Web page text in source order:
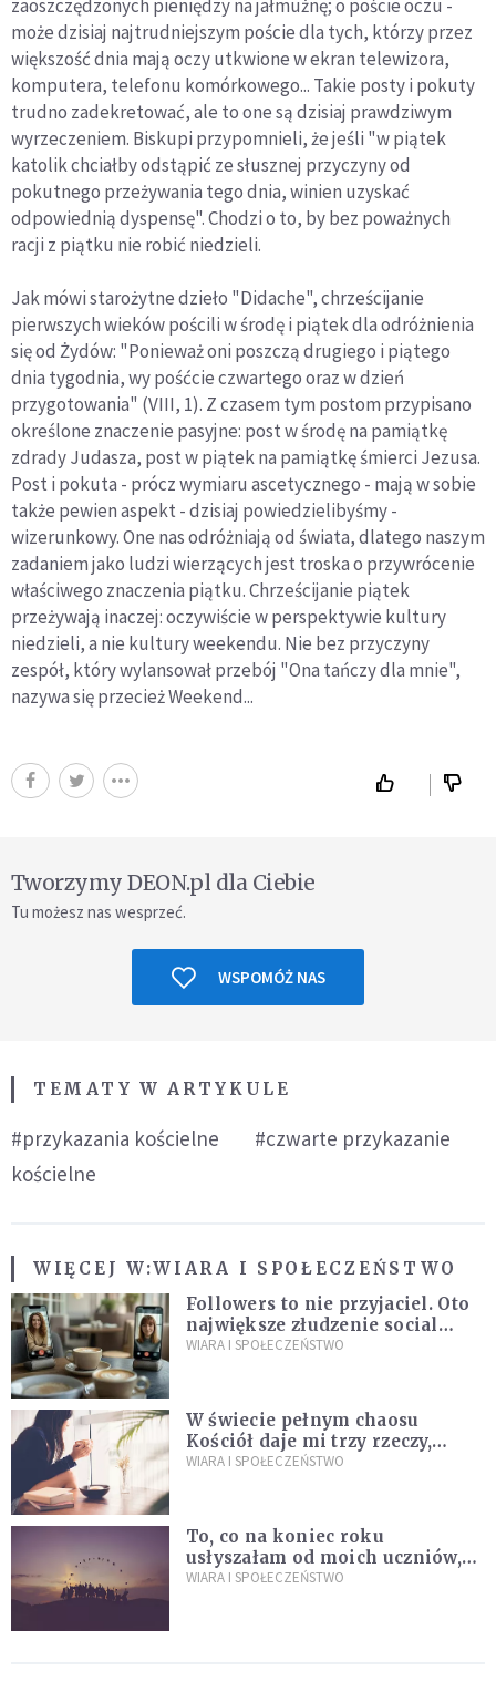
zaoszczędzonych pieniędzy na jałmużnę; o poście oczu -
może dzisiaj najtrudniejszym poście dla tych, którzy przez
większość dnia mają oczy utkwione w ekran telewizora,
komputera, telefonu komórkowego... Takie posty i pokuty
trudno zadekretować, ale to one są dzisiaj prawdziwym
wyrzeczeniem. Biskupi przypomnieli, że jeśli "w piątek
katolik chciałby odstąpić ze słusznej przyczyny od
pokutnego przeżywania tego dnia, winien uzyskać
odpowiednią dyspensę". Chodzi o to, by bez poważnych
racji z piątku nie robić niedzieli.
Jak mówi starożytne dzieło "Didache", chrześcijanie
pierwszych wieków pościli w środę i piątek dla odróżnienia
się od Żydów: "Ponieważ oni poszczą drugiego i piątego
dnia tygodnia, wy pośćcie czwartego oraz w dzień
przygotowania" (VIII, 1). Z czasem tym postom przypisano
określone znaczenie pasyjne: post w środę na pamiątkę
zdrady Judasza, post w piątek na pamiątkę śmierci Jezusa.
Post i pokuta - prócz wymiaru ascetycznego - mają w sobie
także pewien aspekt - dzisiaj powiedzielibyśmy -
wizerunkowy. One nas odróżniają od świata, dlatego naszym
zadaniem jako ludzi wierzących jest troska o przywrócenie
właściwego znaczenia piątku. Chrześcijanie piątek
przeżywają inaczej: oczywiście w perspektywie kultury
niedzieli, a nie kultury weekendu. Nie bez przyczyny
zespół, który wylansował przebój "Ona tańczy dla mnie",
nazywa się przecież Weekend...
Tworzymy DEON.pl dla Ciebie
Tu możesz nas wesprzeć.
WSPOMÓŻ NAS
TEMATY W ARTYKULE
#przykazania kościelne
#czwarte przykazanie
kościelne
WIĘCEJ W:WIARA I SPOŁECZEŃSTWO
Followers to nie przyjaciel. Oto
największe złudzenie social
mediów
WIARA I SPOŁECZEŃSTWO
W świecie pełnym chaosu
Kościół daje mi trzy rzeczy,
których wszystkim dziś bardzo
WIARA I SPOŁECZEŃSTWO
To, co na koniec roku
usłyszałam od moich uczniów,
idealnie tłumaczy nową
WIARA I SPOŁECZEŃSTWO